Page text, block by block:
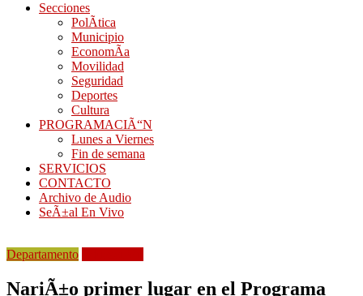
Secciones
PolÃ­tica
Municipio
EconomÃ­a
Movilidad
Seguridad
Deportes
Cultura
PROGRAMACIÃ“N
Lunes a Viernes
Fin de semana
SERVICIOS
CONTACTO
Archivo de Audio
SeÃ±al En Vivo
Departamento
NariÃ±o primer lugar en el Programa